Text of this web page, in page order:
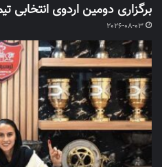
برگزاری دومین اردوی انتخابی
2026-08-03